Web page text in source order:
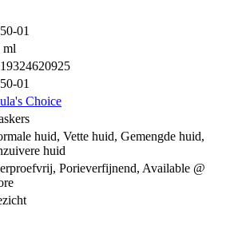
01
ml
01
Choice
huid, Vette huid, Gemengde huid,
huid
Porieverfijnend, Available @